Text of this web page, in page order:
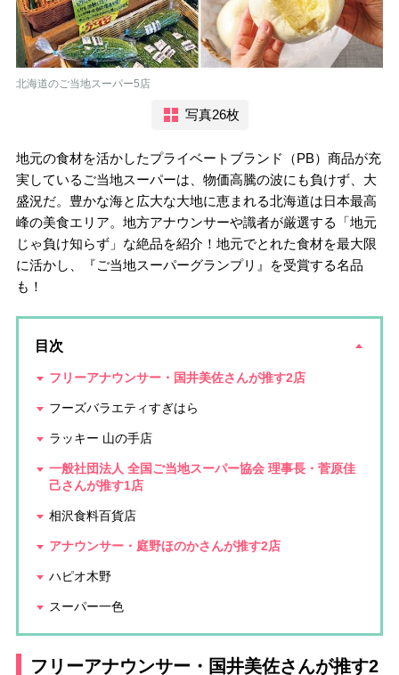
北海道のご当地スーパー5店
写真26枚
地元の食材を活かしたプライベートブランド（PB）商品が充
実しているご当地スーパーは、物価高騰の波にも負けず、大
盛況だ。豊かな海と広大な大地に恵まれる北海道は日本最高
峰の美食エリア。地方アナウンサーや識者が厳選する「地元
じゃ負け知らず」な絶品を紹介！地元でとれた食材を最大限
に活かし、『ご当地スーパーグランプリ』を受賞する名品
も！
目次
フリーアナウンサー・国井美佐さんが推す2店
フーズバラエティすぎはら
ラッキー 山の手店
一般社団法人 全国ご当地スーパー協会 理事長・菅原佳
己さんが推す1店
相沢食料百貨店
アナウンサー・庭野ほのかさんが推す2店
ハピオ木野
スーパー一色
フリーアナウンサー・国井美佐さんが推す2